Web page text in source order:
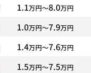
1.1万円〜8.0万円
1.0万円〜7.9万円
1.4万円〜7.6万円
1.5万円〜7.5万円